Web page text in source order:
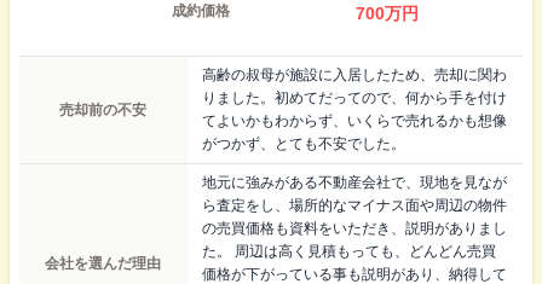
成約価格 700万円
売却前の不安
高齢の叔母が施設に入居したため、売却に関わ
りました。初めてだってので、何から手を付け
てよいかもわからず、いくらで売れるかも想像
がつかず、とても不安でした。
会社を選んだ理由
地元に強みがある不動産会社で、現地を見なが
ら査定をし、場所的なマイナス面や周辺の物件
の売買価格も資料をいただき、説明がありまし
た。 周辺は高く見積もっても、どんどん売買
価格が下がっている事も説明があり、納得して